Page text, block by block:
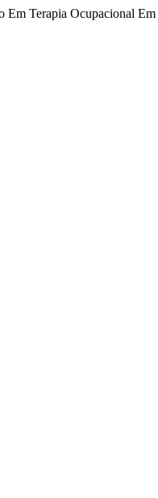
Terapia Ocupacional